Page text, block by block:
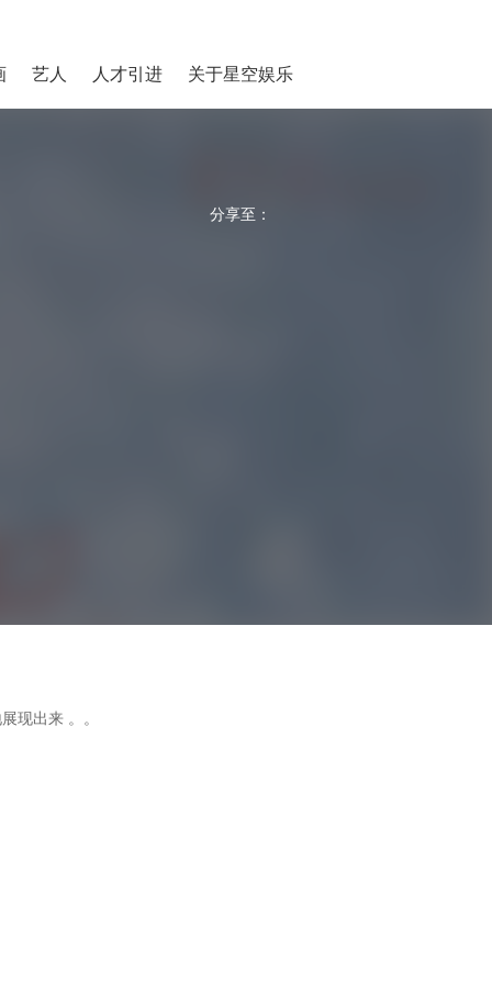
艺人 人才引进 关于星空娱乐
分享至：
来 。。